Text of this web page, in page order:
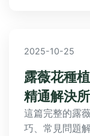
2025-10-25
露薇花種
精通解決
這篇完整的露
巧、常見問題